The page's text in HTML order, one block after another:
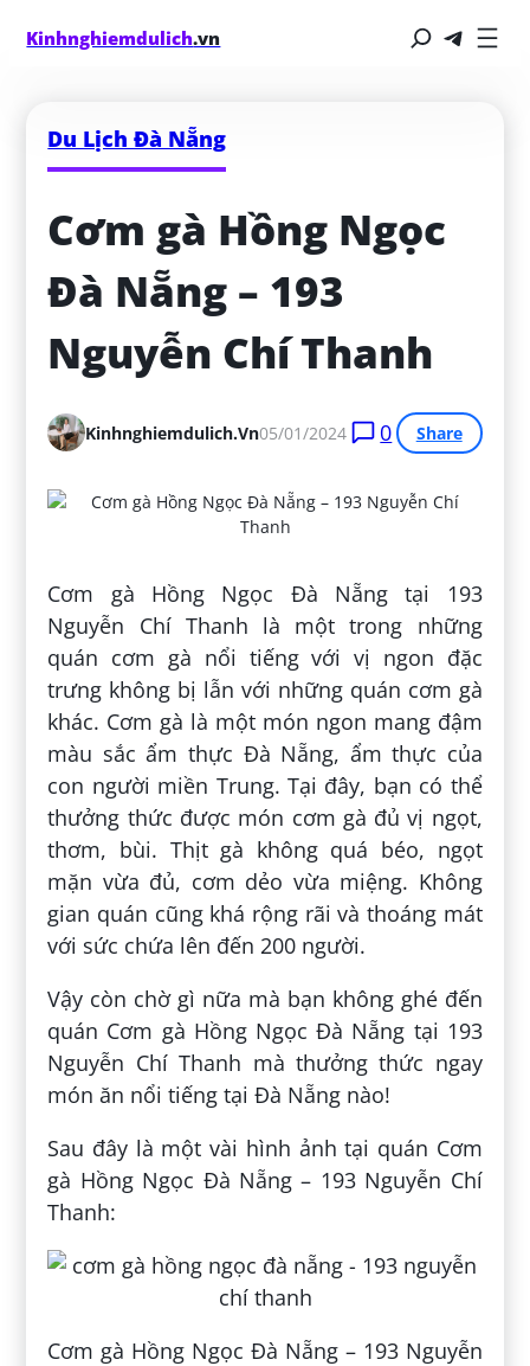
Kinhnghiemdulich.vn
Du Lịch Đà Nẵng
Cơm gà Hồng Ngọc
Đà Nẵng – 193
Nguyễn Chí Thanh
Kinhnghiemdulich.vn05/01/2024 0 Share
Cơm gà Hồng Ngọc Đà Nẵng tại 193
Nguyễn Chí Thanh là một trong những
quán cơm gà nổi tiếng với vị ngon đặc
trưng không bị lẫn với những quán cơm gà
khác. Cơm gà là một món ngon mang đậm
màu sắc ẩm thực Đà Nẵng, ẩm thực của
con người miền Trung. Tại đây, bạn có thể
thưởng thức được món cơm gà đủ vị ngọt,
thơm, bùi. Thịt gà không quá béo, ngọt
mặn vừa đủ, cơm dẻo vừa miệng. Không
gian quán cũng khá rộng rãi và thoáng mát
với sức chứa lên đến 200 người.
Vậy còn chờ gì nữa mà bạn không ghé đến
quán Cơm gà Hồng Ngọc Đà Nẵng tại 193
Nguyễn Chí Thanh mà thưởng thức ngay
món ăn nổi tiếng tại Đà Nẵng nào!
Sau đây là một vài hình ảnh tại quán Cơm
gà Hồng Ngọc Đà Nẵng – 193 Nguyễn Chí
Thanh:
Cơm gà Hồng Ngọc Đà Nẵng – 193 Nguyễn